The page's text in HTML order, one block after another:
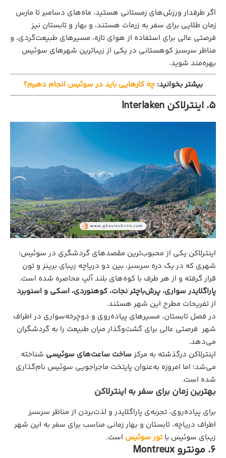
اگر طرفدار ورزش‌های زمستانی هستید، ماه‌های دسامبر تا مارس
زمان طلایی برای سفر به زرمات‌ هستند، و بهار و تابستان نیز
فرصتی عالی برای استفاده از هوای تازه، مسیرهای طبیعت‌گردی، و
مناظر سرسبز کوهستانی در یکی‌ از زیباترین شهرهای سوئیس
بهره‌مند شوید.
بیشتر بخوانید: چه کارهایی باید در سوئیس انجام دهیم؟
5. اینترلاکن Interlaken
اینترلاکن یکی از محبوب‌ترین مقصدهای گردشگری در سوئیس؛
شهری که در یک دره سرسبز، بین دو دریاچه‌ زیبای برینز و تون
قرار گرفته و از هر طرف با کوه‌های بلند آلپ محاصره شده است.
پاراگلایدر سواری، پرش‌باچتر نجات، کوهنوردی، اسکی و اسنوبرد
از تفریحات مطرح این شهر هستند.
در فصل تابستان، مسیرهای پیاده‌روی و دوچرخه‌سواری در اطراف
شهر فرصتی عالی برای گشت‌و‌گذار میان طبیعت را به گردشگران
می‌دهد.
اینترلاکن درگذشته به مرکزساخت ساعت‌های سوئیسی شناخته
می‌شد؛ اما امروزه به‌عنوان پایتخت ماجراجویی سوئیس نام‌گذاری
شده است.
بهترین زمان برای سفر به اینترلاکن
برای پیاده‌روی، تجربه‌ی پاراگلایدر و لذت‌بردن از مناظر سرسبز
اطراف دریاچه، تابستان و بهار زمانی مناسب برای سفر به این شهر
زیبای سوئیس باتور سوئیس است.
6. مونترو Montreux